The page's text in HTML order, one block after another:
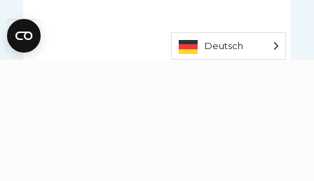
Deutsch